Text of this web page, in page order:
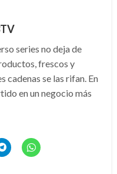
series no deja de
frescos y
cadenas se las rifan. En
en un negocio más